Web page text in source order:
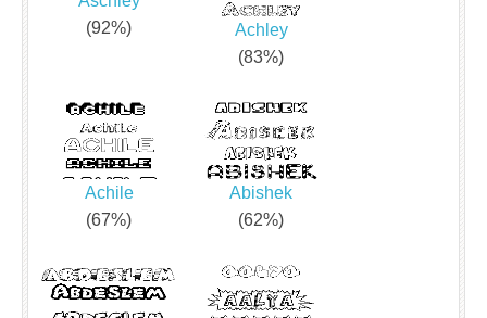
(92%)
Achley
(83%)
Achile
(67%)
Abishek
(62%)